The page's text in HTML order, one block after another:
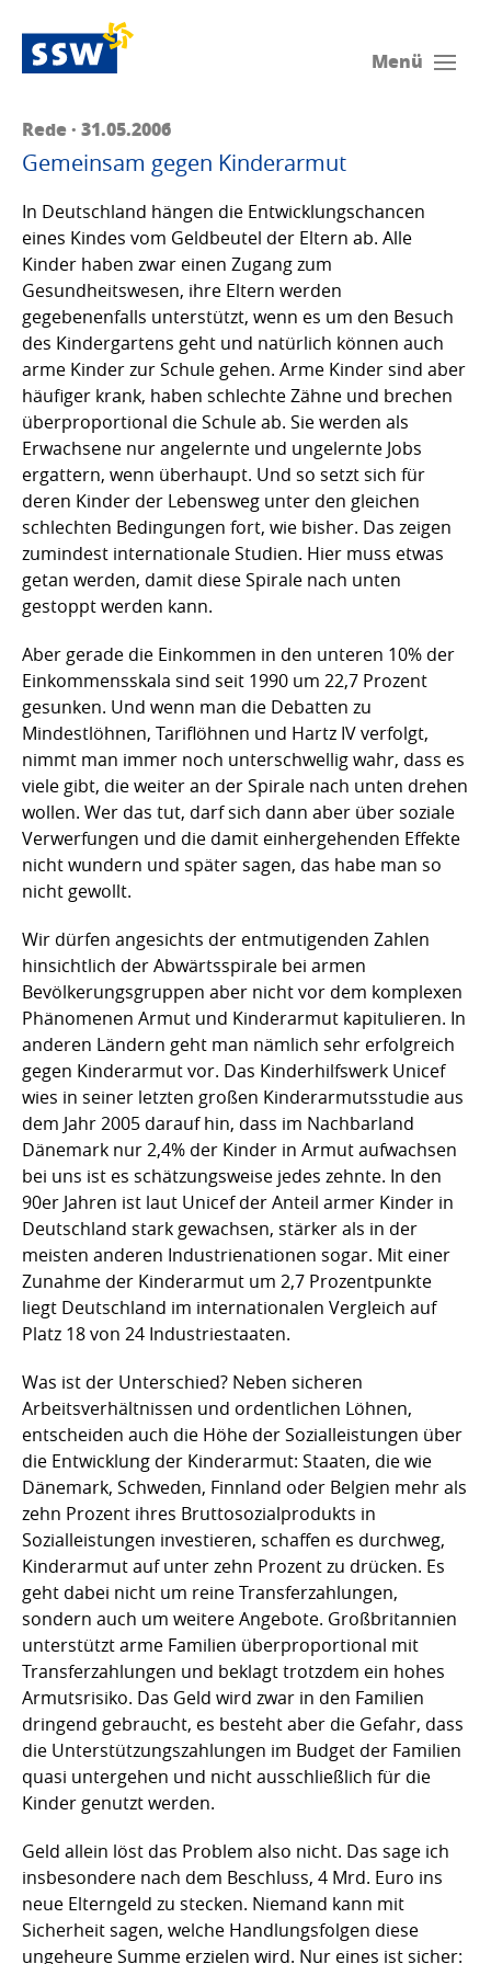
Menü
Rede · 31.05.2006
Gemeinsam gegen Kinderarmut
In Deutschland hängen die Entwicklungschancen
eines Kindes vom Geldbeutel der Eltern ab. Alle
Kinder haben zwar einen Zugang zum
Gesundheitswesen, ihre Eltern werden
gegebenenfalls unterstützt, wenn es um den Besuch
des Kindergartens geht und natürlich können auch
arme Kinder zur Schule gehen. Arme Kinder sind aber
häufiger krank, haben schlechte Zähne und brechen
überproportional die Schule ab. Sie werden als
Erwachsene nur angelernte und ungelernte Jobs
ergattern, wenn überhaupt. Und so setzt sich für
deren Kinder der Lebensweg unter den gleichen
schlechten Bedingungen fort, wie bisher. Das zeigen
zumindest internationale Studien. Hier muss etwas
getan werden, damit diese Spirale nach unten
gestoppt werden kann.
Aber gerade die Einkommen in den unteren 10% der
Einkommensskala sind seit 1990 um 22,7 Prozent
gesunken. Und wenn man die Debatten zu
Mindestlöhnen, Tariflöhnen und Hartz IV verfolgt,
nimmt man immer noch unterschwellig wahr, dass es
viele gibt, die weiter an der Spirale nach unten drehen
wollen. Wer das tut, darf sich dann aber über soziale
Verwerfungen und die damit einhergehenden Effekte
nicht wundern und später sagen, das habe man so
nicht gewollt.
Wir dürfen angesichts der entmutigenden Zahlen
hinsichtlich der Abwärtsspirale bei armen
Bevölkerungsgruppen aber nicht vor dem komplexen
Phänomenen Armut und Kinderarmut kapitulieren. In
anderen Ländern geht man nämlich sehr erfolgreich
gegen Kinderarmut vor. Das Kinderhilfswerk Unicef
wies in seiner letzten großen Kinderarmutsstudie aus
dem Jahr 2005 darauf hin, dass im Nachbarland
Dänemark nur 2,4% der Kinder in Armut aufwachsen 
bei uns ist es schätzungsweise jedes zehnte. In den
90er Jahren ist laut Unicef der Anteil armer Kinder in
Deutschland stark gewachsen, stärker als in der
meisten anderen Industrienationen sogar. Mit einer
Zunahme der Kinderarmut um 2,7 Prozentpunkte
liegt Deutschland im internationalen Vergleich auf
Platz 18 von 24 Industriestaaten.
Was ist der Unterschied? Neben sicheren
Arbeitsverhältnissen und ordentlichen Löhnen,
entscheiden auch die Höhe der Sozialleistungen über
die Entwicklung der Kinderarmut: Staaten, die wie
Dänemark, Schweden, Finnland oder Belgien mehr als
zehn Prozent ihres Bruttosozialprodukts in
Sozialleistungen investieren, schaffen es durchweg,
Kinderarmut auf unter zehn Prozent zu drücken. Es
geht dabei nicht um reine Transferzahlungen,
sondern auch um weitere Angebote. Großbritannien
unterstützt arme Familien überproportional mit
Transferzahlungen und beklagt trotzdem ein hohes
Armutsrisiko. Das Geld wird zwar in den Familien
dringend gebraucht, es besteht aber die Gefahr, dass
die Unterstützungszahlungen im Budget der Familien
quasi untergehen und nicht ausschließlich für die
Kinder genutzt werden.
Geld allein löst das Problem also nicht. Das sage ich
insbesondere nach dem Beschluss, 4 Mrd. Euro ins
neue Elterngeld zu stecken. Niemand kann mit
Sicherheit sagen, welche Handlungsfolgen diese
ungeheure Summe erzielen wird. Nur eines ist sicher: